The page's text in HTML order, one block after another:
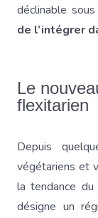
déclinable
de l’intégrer
Le
flexitarien
Depuis
végétariens et
la tendance du
désigne un